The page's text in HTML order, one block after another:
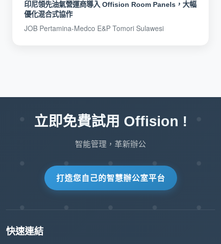
印尼領先油氣營運商導入 Offision Room Panels，大幅
優化混合式協作
JOB Pertamina-Medco E&P Tomori Sulawesi
立即免費試用 Offision !
智能管理，革新辦公
打造您自己的智慧辦公室平台
快速連結